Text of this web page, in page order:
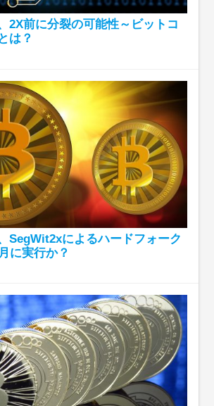
2X前に分裂の可能性～ビットコ
は？
SegWit2xによるハードフォーク
に実行か？